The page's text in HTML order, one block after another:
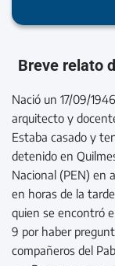
Breve relato
Nació un 17/09/
arquitecto y
Estaba casado y
detenido en
Nacional (PEN) en
en horas de la
quien se encontró
9 por haber
compañeros del